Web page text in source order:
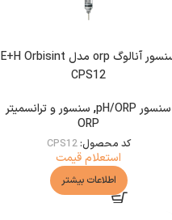
سنسور آنالوگ orp مدل E+H Orbisint
CPS12
سنسور pH/ORP
, سنسور و ترانسمیتر
ORP
کد محصول:CPS12
استعلام قیمت
اطلاعات بیشتر